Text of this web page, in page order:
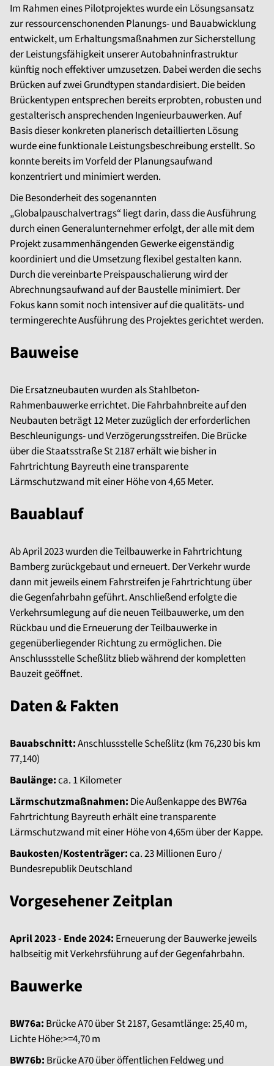
Im Rahmen eines Pilotprojektes wurde ein Lösungsansatz
zur ressourcenschonenden Planungs- und Bauabwicklung
entwickelt, um Erhaltungsmaßnahmen zur Sicherstellung
der Leistungsfähigkeit unserer Autobahninfrastruktur
künftig noch effektiver umzusetzen. Dabei werden die sechs
Brücken auf zwei Grundtypen standardisiert. Die beiden
Brückentypen entsprechen bereits erprobten, robusten und
gestalterisch ansprechenden Ingenieurbauwerken. Auf
Basis dieser konkreten planerisch detaillierten Lösung
wurde eine funktionale Leistungsbeschreibung erstellt. So
konnte bereits im Vorfeld der Planungsaufwand
konzentriert und minimiert werden.
Die Besonderheit des sogenannten
„Globalpauschalvertrags“ liegt darin, dass die Ausführung
durch einen Generalunternehmer erfolgt, der alle mit dem
Projekt zusammenhängenden Gewerke eigenständig
koordiniert und die Umsetzung flexibel gestalten kann.
Durch die vereinbarte Preispauschalierung wird der
Abrechnungsaufwand auf der Baustelle minimiert. Der
Fokus kann somit noch intensiver auf die qualitäts- und
termingerechte Ausführung des Projektes gerichtet werden.
Bauweise
Die Ersatzneubauten wurden als Stahlbeton-
Rahmenbauwerke errichtet. Die Fahrbahnbreite auf den
Neubauten beträgt 12 Meter zuzüglich der erforderlichen
Beschleunigungs- und Verzögerungsstreifen. Die Brücke
über die Staatsstraße St 2187 erhält wie bisher in
Fahrtrichtung Bayreuth eine transparente
Lärmschutzwand mit einer Höhe von 4,65 Meter.
Bauablauf
Ab April 2023 wurden die Teilbauwerke in Fahrtrichtung
Bamberg zurückgebaut und erneuert. Der Verkehr wurde
dann mit jeweils einem Fahrstreifen je Fahrtrichtung über
die Gegenfahrbahn geführt. Anschließend erfolgte die
Verkehrsumlegung auf die neuen Teilbauwerke, um den
Rückbau und die Erneuerung der Teilbauwerke in
gegenüberliegender Richtung zu ermöglichen. Die
Anschlussstelle Scheßlitz blieb während der kompletten
Bauzeit geöffnet.
Daten & Fakten
Bauabschnitt:Anschlussstelle Scheßlitz (km 76,230 bis km
77,140)
Baulänge:ca. 1 Kilometer
Lärmschutzmaßnahmen: Die Außenkappe des BW76a
Fahrtrichtung Bayreuth erhält eine transparente
Lärmschutzwand mit einer Höhe von 4,65m über der Kappe.
Baukosten/Kostenträger:ca. 23 Millionen Euro /
Bundesrepublik Deutschland
Vorgesehener Zeitplan
April 2023 - Ende 2024: Erneuerung der Bauwerke jeweils
halbseitig mit Verkehrsführung auf der Gegenfahrbahn.
Bauwerke
BW76a: Brücke A70 über St 2187, Gesamtlänge: 25,40 m,
Lichte Höhe:>=4,70 m
BW76b: Brücke A70 über öffentlichen Feldweg und